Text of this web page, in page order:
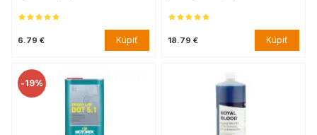
6.79 € Kúpiť 18.79 € Kúpiť
-19%